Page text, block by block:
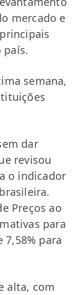
mercado e
país.
semana,
dar
revisou
o indicador
Preços ao
para
para
alta, com